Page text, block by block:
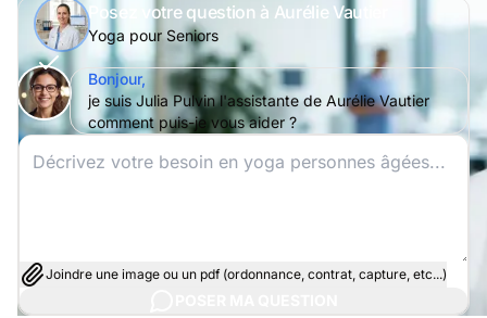
Posez votre question à Aurélie Vautier
Yoga pour Seniors
Bonjour,
je suis Julia Pulvin l'assistante de Aurélie Vautier
comment puis-je vous aider ?
Joindre une image ou un pdf (ordonnance, contrat, capture, etc...)